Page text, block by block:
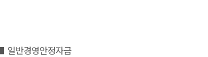
일반경영안정자금